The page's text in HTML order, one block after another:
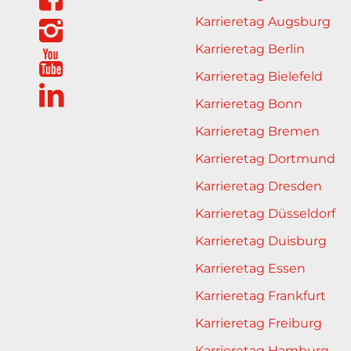
Karrieretag Augsburg
Karrieretag Berlin
Karrieretag Bielefeld
Karrieretag Bonn
Karrieretag Bremen
Karrieretag Dortmund
Karrieretag Dresden
Karrieretag Düsseldorf
Karrieretag Duisburg
Karrieretag Essen
Karrieretag Frankfurt
Karrieretag Freiburg